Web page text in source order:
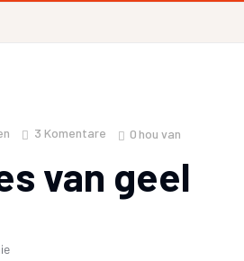
3 Komentare 0 hou van
van geel